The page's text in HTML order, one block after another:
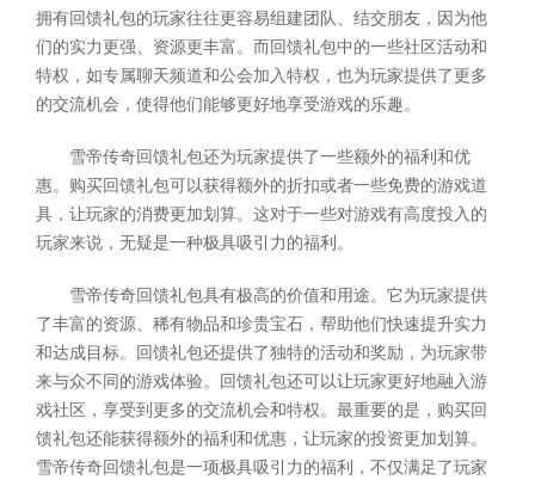
拥有回馈礼包的玩家往往更容易组建团队、结交朋友，因为他
们的实力更强、资源更丰富。而回馈礼包中的一些社区活动和
特权，如专属聊天频道和公会加入特权，也为玩家提供了更多
的交流机会，使得他们能够更好地享受游戏的乐趣。
雪帝传奇回馈礼包还为玩家提供了一些额外的福利和优
惠。购买回馈礼包可以获得额外的折扣或者一些免费的游戏道
具，让玩家的消费更加划算。这对于一些对游戏有高度投入的
玩家来说，无疑是一种极具吸引力的福利。
雪帝传奇回馈礼包具有极高的价值和用途。它为玩家提供
了丰富的资源、稀有物品和珍贵宝石，帮助他们快速提升实力
和达成目标。回馈礼包还提供了独特的活动和奖励，为玩家带
来与众不同的游戏体验。回馈礼包还可以让玩家更好地融入游
戏社区，享受到更多的交流机会和特权。最重要的是，购买回
馈礼包还能获得额外的福利和优惠，让玩家的投资更加划算。
雪帝传奇回馈礼包是一项极具吸引力的福利，不仅满足了玩家